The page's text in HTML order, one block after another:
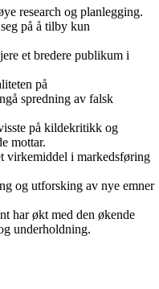
research og planlegging.
på å tilby kun
et bredere publikum i
på
spredning av falsk
på kildekritikk og
mottar.
virkemiddel i markedsføring
og utforsking av nye emner
har økt med den økende
underholdning.